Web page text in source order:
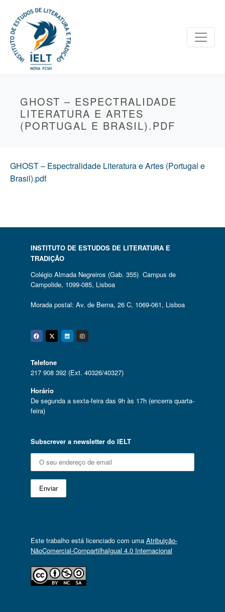
GHOST – ESPECTRALIDADE
LITERATURA E ARTES
(PORTUGAL E BRASIL).PDF
GHOST – Espectralidade Literatura e Artes (Portugal e
Brasil).pdf
INSTITUTO DE ESTUDOS DE LITERATURA E
TRADIÇÃO
Colégio Almada Negreiros (Gab. 355) Campus de
Campolide, 1099-085, Lisboa
Morada postal: Av. de Berna, 26 C, 1069-061, Lisboa
Facebook
Twitter
Linkedin
Instagram
Telefone
217 908 392 (Ext. 40326/40327)
Horário
De segunda a sexta-feira das 9h às 17h (encerra quarta-
feira)
Subscrever a newsletter do IELT
Este trabalho está licenciado com uma Atribuição-
NãoComercial-CompartilhaIgual 4.0 Internacional